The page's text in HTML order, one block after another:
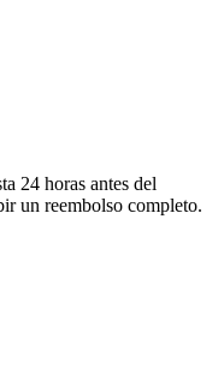
24 horas antes del
un reembolso completo.